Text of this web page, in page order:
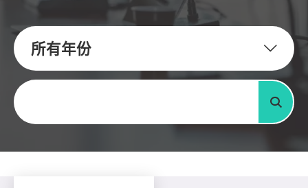
所有年份
關鍵字
搜尋